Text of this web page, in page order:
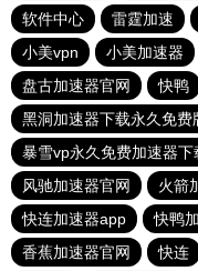
软件中心
雷霆加速
小美vpn
小美加速器
盘古加速器官网
快鸭
黑洞加速器下载永久免费
暴雪vp永久免费加速器下
风驰加速器官网
火箭
快连加速器app
快鸭
香蕉加速器官网
快连